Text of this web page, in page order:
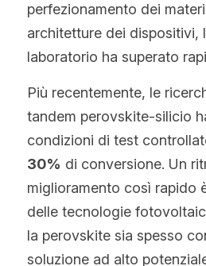
perfezionamento dei
architetture dei dispositivi,
laboratorio ha superato
Più recentemente, le
tandem perovskite-silicio
30% di conversione. Un
miglioramento così rapido
delle tecnologie
la perovskite sia spesso
soluzione ad alto